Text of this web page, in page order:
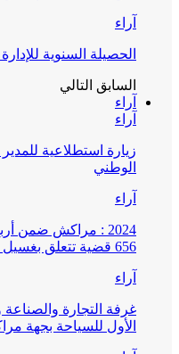
آراء
الحصيلة السنوية للإدارة
السابق التالي
آراء
آراء
زيارة استطلاعية
الوطني
آراء
2024 : مراكش ضمن
656 قضية تتعلق بغسيل الأموال
آراء
غرفة التجارة
الأول للسياحة بجهة